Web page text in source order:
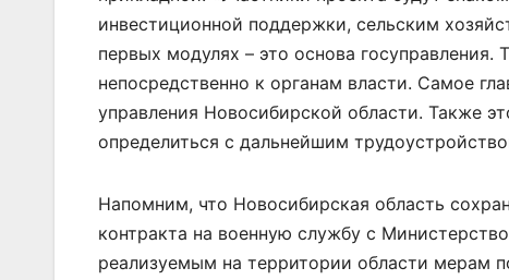
инвестиционной поддержки, сельским
первых модулях – это основа госуправления.
непосредственно к органам власти. Самое
управления Новосибирской области. Также
определиться с дальнейшим
Напомним, что Новосибирская область
контракта на военную службу с
реализуемым на территории области мерам